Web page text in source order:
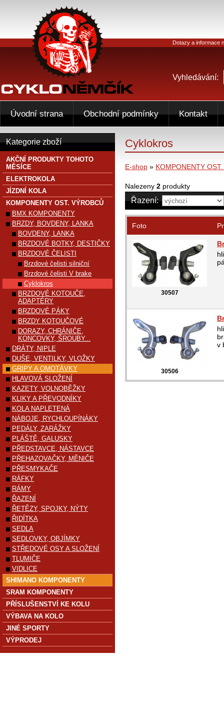
Cyklokros
E-shop » KOMPONENTY
Nalezeny 2 produkty
Řazení:
Foto
30507
30506
v
Kategorie zboží
AKČNÍ PRODUKTY TOHOTO
MĚSÍCE
ELEKTROKOLA
JÍZDNÍ KOLA
KOMPONENTY OST. VÝROBCŮ
BMX KOMPONENTY
BRZDY, BOVDENY, LANKA
BOVDENY, LANKA
BRZDOVÉ BOTKY, DESTIČKY
BRZDOVÉ ČELISTI
Brzdové čelisti silniční
Brzdové čelisti V brake
Cyklokros
BRZDOVÉ KOTOUČE,
ADAPTÉRY
BRZDOVÉ PÁKY
BRZDY KOTOUČOVÉ
DORAZY, CHRÁNIČE,
KONCOVKY, ŠROUBY...
DRÁTY, NIPLE
DUŠE, VENTILKY, VLOŽKY
GRIPY A OMOTÁVKY
HLAVOVÁ SLOŽENÍ
KAZETY, VOLNOBĚŽKY
KLIKY A PŘEVODNÍKY
KOLA NAPLETENÁ
NÁBOJE, RYCHLOUPÍNÁKY
PEDÁLY, ZARÁŽKY
PLÁŠTĚ, GALUSKY
PŘEDSTAVCE, NÁSTAVCE
PŘEHAZOVAČKY, MĚNIČE
PŘESMYKAČE
RÁFKY
RÁMY
ŘAZENÍ
ŘETĚZY, SPOJKY, NÝTY
ŘIDÍTKA
SEDLA
SEDLOVKY, OBJÍMKY
STŘEDOVÉ OSY A SLOŽENÍ
TLUMIČE
VIDLICE
SHIMANO KOMPONENTY
SRAM KOMPONENTY
PŘÍSLUŠENSTVÍ KE KOLU
VÝBAVA NA KOLO
JINÉ SPORTY
VÝPRODEJ
Dotazy a informace
Vyhledávání:
Úvodní strana Obchodní podmínky Kontakt